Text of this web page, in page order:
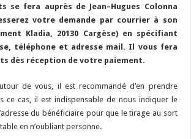
se fera auprès de Jean–Hugues Colonna
votre demande par courrier à son
Kladia, 20130 Cargèse) en spécifiant
téléphone et adresse mail. Il vous fera
dès réception de votre paiement.
de vous, il est recommandé d’en prendre
ce cas, il est indispensable de nous indiquer le
du bénéficiaire pour que le tirage au sort
en n’oubliant personne.